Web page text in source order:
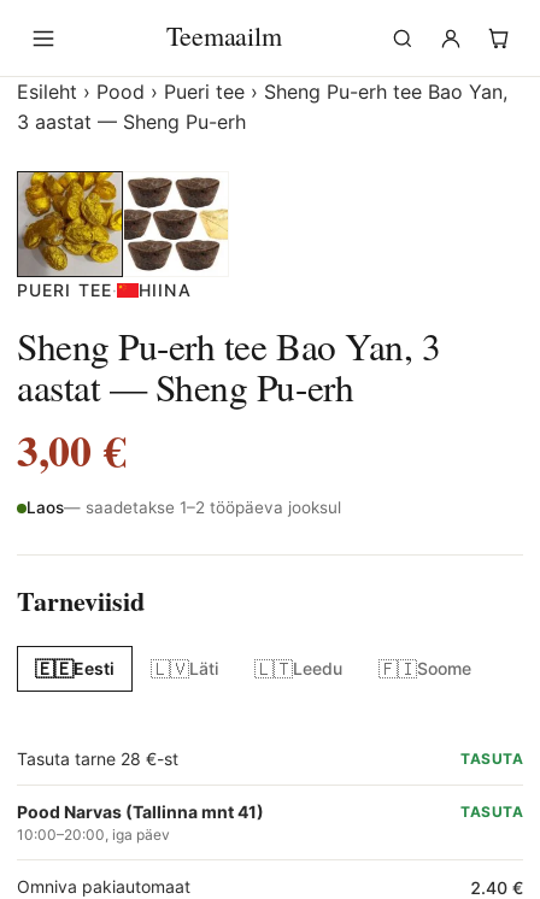
sisu
juurde
Teemaailm
Esileht › Pood › Pueri tee › Sheng Pu-erh tee Bao Yan,
3 aastat — Sheng Pu-erh
PUERI TEE· HIINA
Sheng Pu-erh tee Bao Yan, 3
aastat — Sheng Pu-erh
3,00€
Laos— saadetakse 1–2 tööpäeva jooksul
Tarneviisid
🇪🇪Eesti 🇱🇻Läti 🇱🇹Leedu 🇫🇮Soome
Tasuta tarne 28 €-st TASUTA
Pood Narvas (Tallinna mnt 41)
10:00–20:00, iga päev
TASUTA
Omniva pakiautomaat 2.40 €